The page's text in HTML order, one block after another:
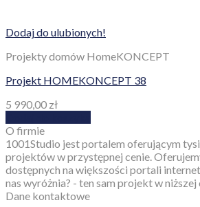
Dodaj do ulubionych!
Projekty domów HomeKONCEPT
Projekt HOMEKONCEPT 38
5 990,00 zł
O firmie
1001Studio jest portalem oferującym
projektów w przystępnej cenie.
dostępnych na większości portali
nas wyróżnia? - ten sam projekt w niższej
Dane kontaktowe